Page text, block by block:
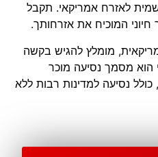
לאזרח אמריקאי. תקבל
המוכיח את אזרחותך.
מומלץ להגיש בקשה
הוא מסמך נסיעה מוכר
נסיעה למדינות רבות ללא